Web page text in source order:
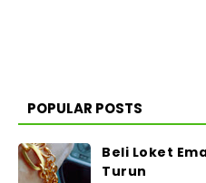
POPULAR POSTS
Beli Loket
Turun